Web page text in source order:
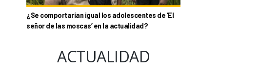
¿Se comportarían igual los adolescentes de ‘El
señor de las moscas’ en la actualidad?
ACTUALIDAD